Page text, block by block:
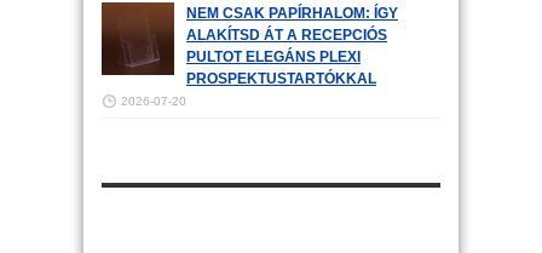
NEM CSAK PAPÍRHALOM: ÍGY
ALAKÍTSD ÁT A RECEPCIÓS
PULTOT ELEGÁNS PLEXI
PROSPEKTUSTARTÓKKAL
2026-07-20